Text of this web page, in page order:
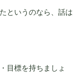
というのなら、話は
目標を持ちましょ